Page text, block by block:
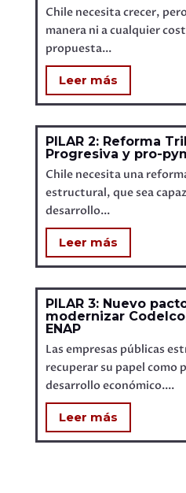
Chile necesita crecer,
manera ni a cualquier
propuesta...
Leer más
PILAR 2: Reforma
Progresiva y pro-
Chile necesita una
estructural, que sea
desarrollo...
Leer más
PILAR 3: Nuevo
modernizar
ENAP
Las empresas públicas
recuperar su papel como
desarrollo económico....
Leer más